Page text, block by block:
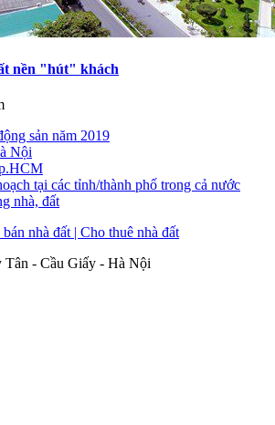
nền "hút" khách
sản năm 2019
Nội
tại các tỉnh/thành phố trong cả nước
nhà, đất
- Cầu Giấy - Hà Nội